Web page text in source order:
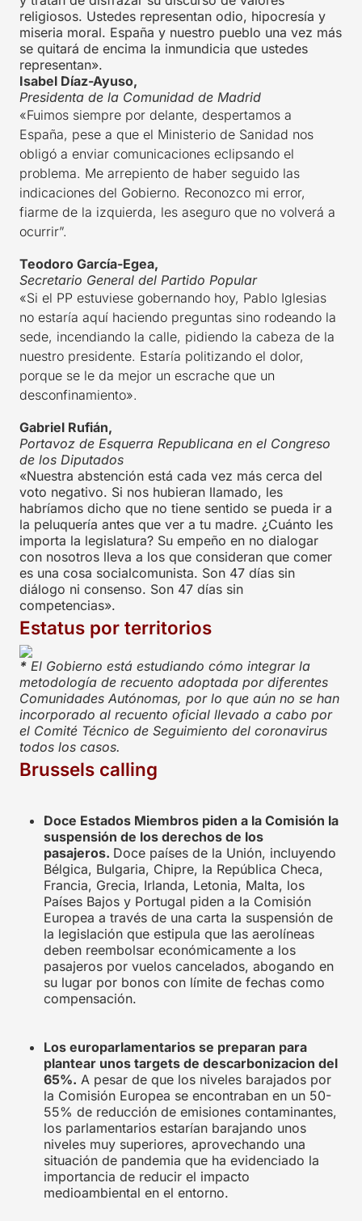
religiosos. Ustedes representan odio, hipocresía y
miseria moral. España y nuestro pueblo una vez más
se quitará de encima la inmundicia que ustedes
representan».
Isabel Díaz-Ayuso,
Presidenta de la Comunidad de Madrid
«Fuimos siempre por delante, despertamos a
España, pese a que el Ministerio de Sanidad nos
obligó a enviar comunicaciones eclipsando el
problema. Me arrepiento de haber seguido las
indicaciones del Gobierno. Reconozco mi error,
fiarme de la izquierda, les aseguro que no volverá a
ocurrir”.
Teodoro García-Egea,
Secretario General del Partido Popular
«Si el PP estuviese gobernando hoy, Pablo Iglesias
no estaría aquí haciendo preguntas sino rodeando la
sede, incendiando la calle, pidiendo la cabeza de la
nuestro presidente. Estaría politizando el dolor,
porque se le da mejor un escrache que un
desconfinamiento».
Gabriel Rufián,
Portavoz de Esquerra Republicana en el Congreso
de los Diputados
«Nuestra abstención está cada vez más cerca del
voto negativo. Si nos hubieran llamado, les
habríamos dicho que no tiene sentido se pueda ir a
la peluquería antes que ver a tu madre. ¿Cuánto les
importa la legislatura? Su empeño en no dialogar
con nosotros lleva a los que consideran que comer
es una cosa socialcomunista. Son 47 días sin
diálogo ni consenso. Son 47 días sin
competencias».
Estatus por territorios
* El Gobierno está estudiando cómo integrar la
metodología de recuento adoptada por diferentes
Comunidades Autónomas, por lo que aún no se han
incorporado al recuento oficial llevado a cabo por
el Comité Técnico de Seguimiento del coronavirus
todos los casos.
Brussels calling
Doce Estados Miembros piden a la Comisión la
suspensión de los derechos de los
pasajeros. Doce países de la Unión, incluyendo
Bélgica, Bulgaria, Chipre, la República Checa,
Francia, Grecia, Irlanda, Letonia, Malta, los
Países Bajos y Portugal piden a la Comisión
Europea a través de una carta la suspensión de
la legislación que estipula que las aerolíneas
deben reembolsar económicamente a los
pasajeros por vuelos cancelados, abogando en
su lugar por bonos con límite de fechas como
compensación.
Los europarlamentarios se preparan para
plantear unos targets de descarbonizacion del
65%. A pesar de que los niveles barajados por
la Comisión Europea se encontraban en un 50-
55% de reducción de emisiones contaminantes,
los parlamentarios estarían barajando unos
niveles muy superiores, aprovechando una
situación de pandemia que ha evidenciado la
importancia de reducir el impacto
medioambiental en el entorno.